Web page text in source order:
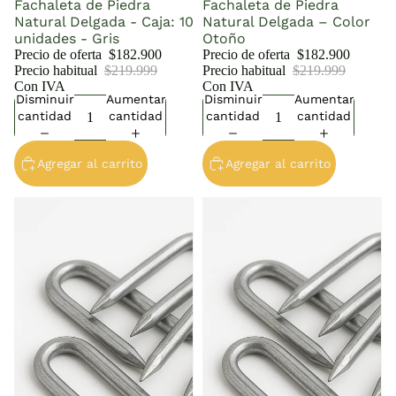
Fachaleta de Piedra
Natural Delgada - Caja: 10
unidades - Gris
Precio de oferta $182.900
Precio habitual $219.999
Con IVA
Disminuir
cantidad
Aumentar
cantidad
Agregar al carrito
Fachaleta de Piedra
Natural Delgada – Color
Otoño
Precio de oferta $182.900
Precio habitual $219.999
Con IVA
Disminuir
cantidad
Aumentar
cantidad
Agregar al carrito